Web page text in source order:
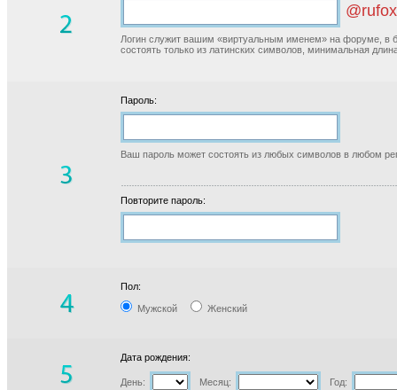
Логин служит вашим «виртуальным именем» на форуме, в
состоять только из латинских символов, минимальная
Пароль:
Ваш пароль может состоять из любых символов в любом
Повторите пароль:
Пол:
Мужской Женский
Дата рождения:
День: Месяц: Год: